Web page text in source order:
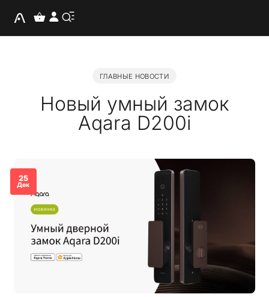
ГЛАВНЫЕ НОВОСТИ
Новый умный замок
Aqara D200i
25
Дек